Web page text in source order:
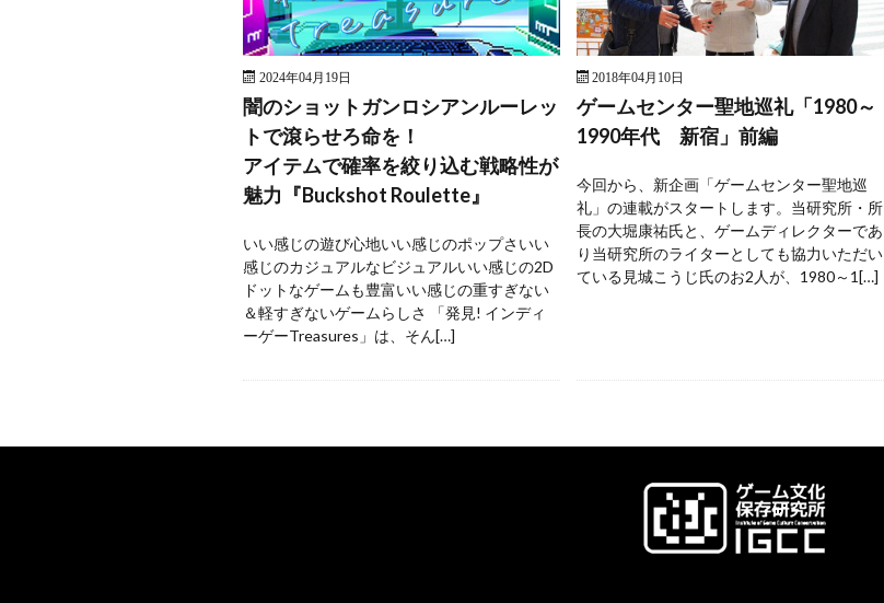
2024年04月19日
闇のショットガンロシアンルーレッ
トで滾らせろ命を！
アイテムで確率を絞り込む戦略性が
魅力『Buckshot Roulette』
いい感じの遊び心地いい感じのポップさいい
感じのカジュアルなビジュアルいい感じの2D
ドットなゲームも豊富いい感じの重すぎない
＆軽すぎないゲームらしさ 「発見! インディ
ーゲーTreasures」は、そん[…]
2018年04月10日
ゲームセンター聖地巡礼「1980～
1990年代 新宿」前編
今回から、新企画「ゲームセンター聖地巡
礼」の連載がスタートします。当研究所・所
長の大堀康祐氏と、ゲームディレクターであ
り当研究所のライターとしても協力いただい
ている見城こうじ氏のお2人が、1980～1[…]